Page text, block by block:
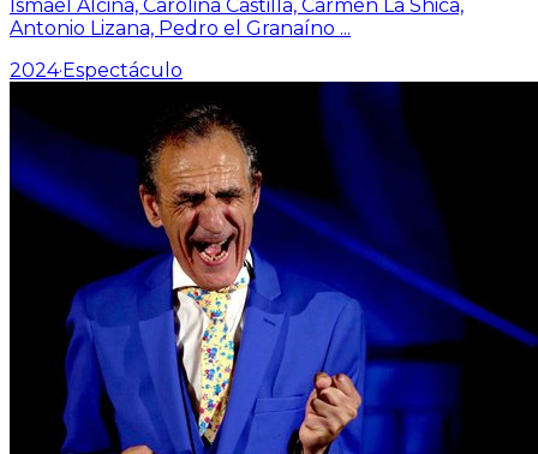
Ismael Alcina, Carolina Castilla, Carmen La Shica,
Antonio Lizana, Pedro el Granaíno ...
2024·Espectáculo